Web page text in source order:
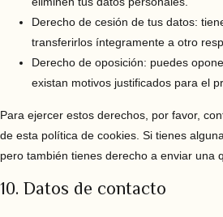
Derecho de cesión de tus datos:
transferirlos íntegramente a otro
Derecho de oposición: puedes
existan motivos justificados para el
Para ejercer estos derechos, por favor,
de esta política de cookies. Si tienes
pero también tienes derecho a enviar una
10. Datos de contacto